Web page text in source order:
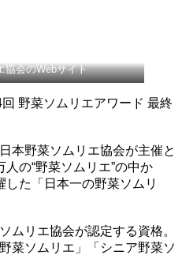
協会のWebサイト
野菜ソムリエアワード 最終
本野菜ソムリエ協会が主催と
の“野菜ソムリエ”の中か
た「日本一の野菜ソムリ
ムリエ協会が認定する資格。
菜ソムリエ」「シニア野菜ソ